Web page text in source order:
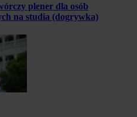
plener dla osób
na studia (dogrywka)